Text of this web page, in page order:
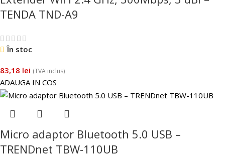
TENDA TND-A9
În stoc
83,18 lei (TVA inclus)
ADAUGA IN COS
Micro adaptor Bluetooth 5.0 USB –
TRENDnet TBW-110UB